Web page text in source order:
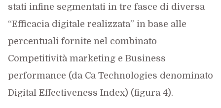
stati infine segmentati in tre fasce di diversa
“Efficacia digitale realizzata” in base alle
percentuali fornite nel combinato
Competitività marketing e Business
performance (da Ca Technologies denominato
Digital Effectiveness Index) (figura 4).